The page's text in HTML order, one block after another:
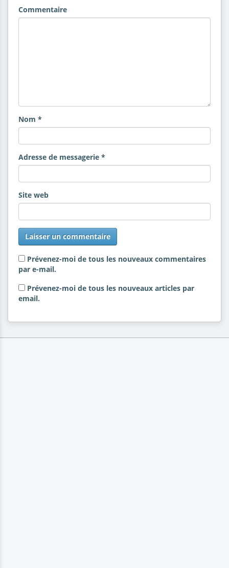
Commentaire
Nom *
Adresse de messagerie *
Site web
Prévenez-moi de tous les nouveaux commentaires
par e-mail.
Prévenez-moi de tous les nouveaux articles par
email.